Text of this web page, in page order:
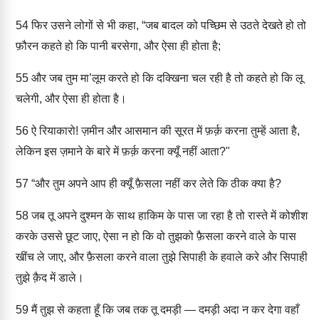
54फिर उसने लोगों से भी कहा, “जब बादल को पच्छिम से उठते देखते हो तो
फ़ौरन कहते हो कि पानी बरसेगा, और ऐसा ही होता है;
55 और जब तुम मा’लूम करते हो कि दक्खिना चल रही है तो कहते हो कि लू
चलेगी, और ऐसा ही होता है।
56ऐ रियाकारो! ज़मीन और आसमान की सूरत में फ़र्क़ करना तुम्हें आता है,
लेकिन इस ज़माने के बारे में फ़र्क़ करना क्यूँ नहीं आता?"
57 “और तुम अपने आप ही क्यूँ फ़ैसला नहीं कर लेते कि ठीक क्या है?
58जब तू अपने दुश्मन के साथ हाकिम के पास जा रहा है तो रास्ते में कोशीश
करके उससे छूट जाए, ऐसा न हो कि वो तुझको फ़ैसला करने वाले के पास
खींच ले जाए, और फ़ैसला करने वाला तुझे सिपाही के हवाले करे और सिपाही
तुझे क़ैद में डाले।
59मैं तुझ से कहता हूँ कि जब तक तू दमड़ी — दमड़ी अदा न कर देगा वहाँ